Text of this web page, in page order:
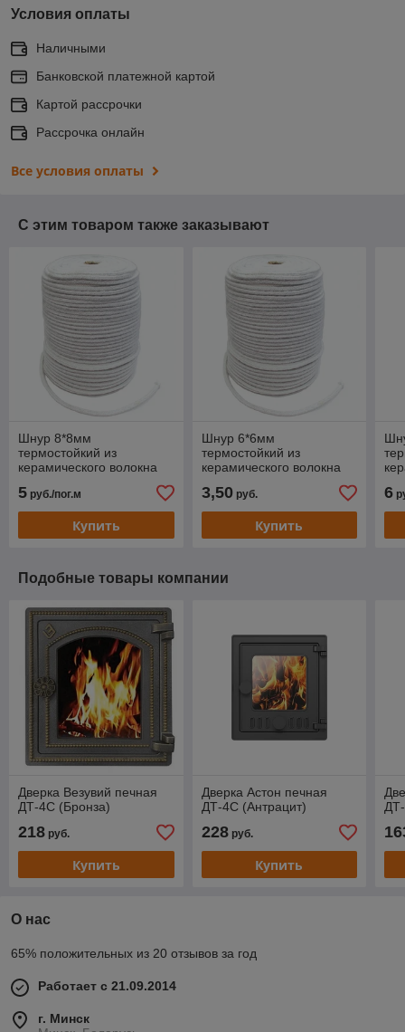
Условия оплаты
Наличными
Банковской платежной картой
Картой рассрочки
Рассрочка онлайн
Все условия оплаты
С этим товаром также заказывают
Шнур 8*8мм
термостойкий из
керамического волокна
5 руб./пог.м
Купить
Шнур 6*6мм
термостойкий из
керамического волокна
3,50руб.
Купить
6
Подобные товары компании
Дверка Везувий печная
ДТ-4С (Бронза)
218 руб.
Купить
Дверка Астон печная
ДТ-4С (Антрацит)
228руб.
Купить
О нас
65% положительных из 20 отзывов за год
Работает с 21.09.2014
г. Минск